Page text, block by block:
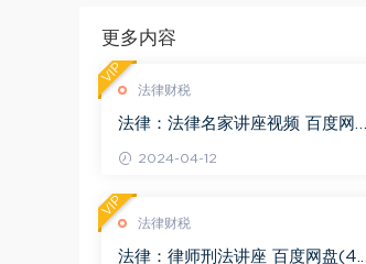
更多内容
法律财税
法律：法律名家讲座视频 百度网盘
2024-04-12
VIP
法律财税
法律：律师刑法讲座 百度网盘(4.0
VIP